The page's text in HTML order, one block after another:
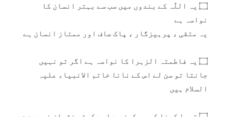
۝ یہ اللّٰہ کے بندوں میں سب سے بہتر انسان کا
نواسہ ہے
یہ متقی ، پرہیزگار ، پاک صاف اور ممتاز انسان ہے
۝ یہ فاطمتہ الزہرا کا نواسہ ہے اگر تو نہیں
جانتا تو سن لے اس کے نانا خاتم الانبیاء علیہ
السلام ہیں